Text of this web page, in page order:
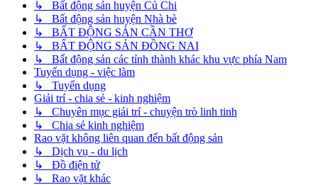
↳ Bất động sản huyện Củ Chi
↳ Bất động sản huyện Nhà bè
↳ BẤT ĐỘNG SẢN CẦN THƠ
↳ BẤT ĐỘNG SẢN ĐỒNG NAI
↳ Bất động sản các tỉnh thành khác khu vực phía Nam
Tuyển dụng - việc làm
↳ Tuyển dụng
Giải trí - chia sẻ - kinh nghiệm
↳ Chuyên mục giải trí - chuyện trò linh tinh
↳ Chia sẻ kinh nghiệm
Rao vặt không liên quan đến bất động sản
↳ Dịch vụ - du lịch
↳ Đồ điện tử
↳ Rao vặt khác